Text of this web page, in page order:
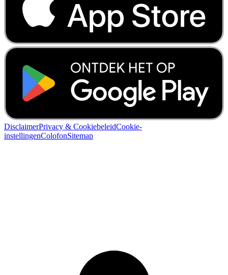
DisclaimerPrivacy & CookiebeleidCookie-
instellingenColofonSitemap